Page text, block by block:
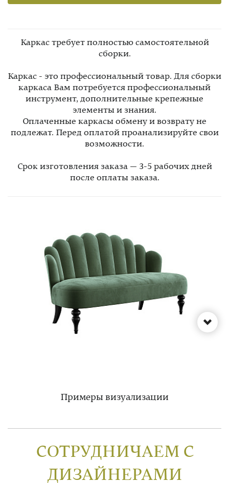
Каркас требует полностью самостоятельной
сборки.
Каркас - это профессиональный товар. Для сборки
каркаса Вам потребуется профессиональный
инструмент, дополнительные крепежные
элементы и знания.
Оплаченные каркасы обмену и возврату не
подлежат. Перед оплатой проанализируйте свои
возможности.
Срок изготовления заказа — 3-5 рабочих дней
после оплаты заказа.
Примеры визуализации
СОТРУДНИЧАЕМ С
ДИЗАЙНЕРАМИ